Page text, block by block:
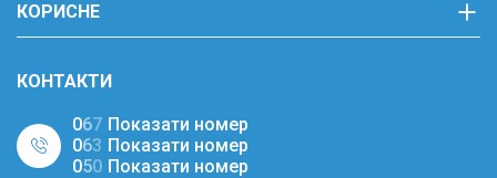
КОРИСНЕ
КОНТАКТИ
067 Показати номер
063 Показати номер
050 Показати номер